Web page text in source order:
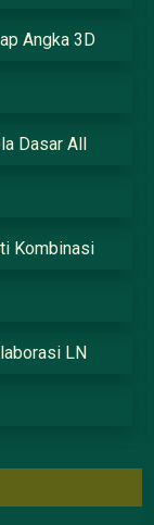
Angka 3D
Dasar All
Kombinasi
LN